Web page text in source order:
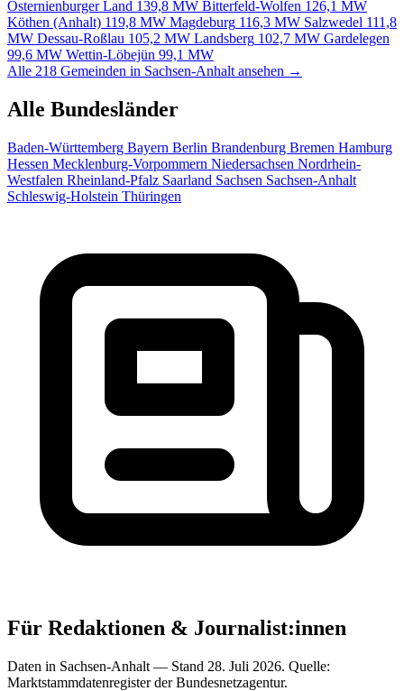
Osternienburger Land 139,8 MW Bitterfeld-Wolfen 126,1 MW
Köthen (Anhalt) 119,8 MW Magdeburg 116,3 MW Salzwedel 111,8
MW Dessau-Roßlau 105,2 MW Landsberg 102,7 MW Gardelegen
99,6 MW Wettin-Löbejün 99,1 MW
Alle 218 Gemeinden in Sachsen-Anhalt ansehen →
Alle Bundesländer
Baden-Württemberg Bayern Berlin Brandenburg Bremen Hamburg
Hessen Mecklenburg-Vorpommern Niedersachsen Nordrhein-
Westfalen Rheinland-Pfalz Saarland Sachsen Sachsen-Anhalt
Schleswig-Holstein Thüringen
Für Redaktionen & Journalist:innen
Daten in Sachsen-Anhalt — Stand 28. Juli 2026. Quelle:
Marktstammdatenregister der Bundesnetzagentur.